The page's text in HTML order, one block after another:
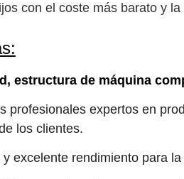
con el coste más barato y
estructura de máquina
profesionales expertos en
los clientes.
excelente rendimiento para